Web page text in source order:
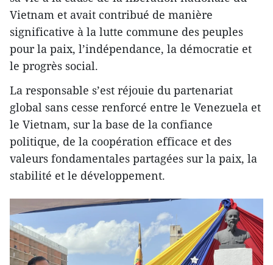
Vietnam et avait contribué de manière
significative à la lutte commune des peuples
pour la paix, l’indépendance, la démocratie et
le progrès social.
La responsable s’est réjouie du partenariat
global sans cesse renforcé entre le Venezuela et
le Vietnam, sur la base de la confiance
politique, de la coopération efficace et des
valeurs fondamentales partagées sur la paix, la
stabilité et le développement.